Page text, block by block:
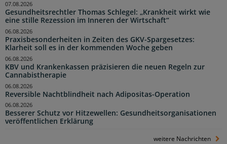
Gesundheitsrechtler Thomas Schlegel: „Krankheit wirkt wie
eine stille Rezession im Inneren der Wirtschaft“
07.08.2026
Praxisbesonderheiten in Zeiten des GKV-Spargesetzes:
Klarheit soll es in der kommenden Woche geben
06.08.2026
KBV und Krankenkassen präzisieren die neuen Regeln zur
Cannabistherapie
06.08.2026
Reversible Nachtblindheit nach Adipositas-Operation
06.08.2026
Besserer Schutz vor Hitzewellen: Gesundheitsorganisationen
veröffentlichen Erklärung
06.08.2026
weitere Nachrichten